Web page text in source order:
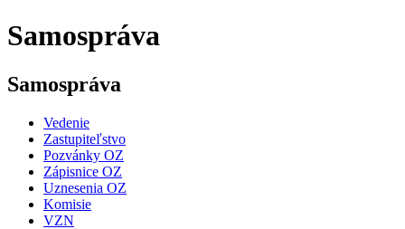
Samospráva
Samospráva
Vedenie
Zastupiteľstvo
Pozvánky OZ
Zápisnice OZ
Uznesenia OZ
Komisie
VZN